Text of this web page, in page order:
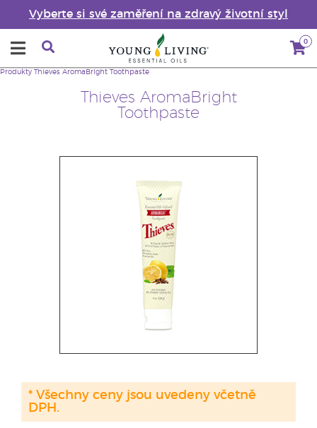
Vyberte si své zaměření na zdravý životní styl
0
Thieves AromaBright
Toothpaste
Produkty Thieves AromaBright Toothpaste
* Všechny ceny jsou uvedeny včetně
DPH.